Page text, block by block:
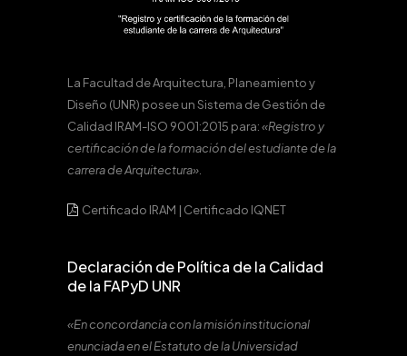
La Facultad de Arquitectura, Planeamiento y
Diseño (UNR) posee un Sistema de Gestión de
Calidad IRAM-ISO 9001:2015 para:«Registro y
certificación de la formación del estudiante de la
carrera de Arquitectura».
Certificado IRAM | Certificado IQNET
Declaración de Política de la Calidad
de la FAPyD UNR
«En concordancia con la misión institucional
enunciada en el Estatuto de la Universidad